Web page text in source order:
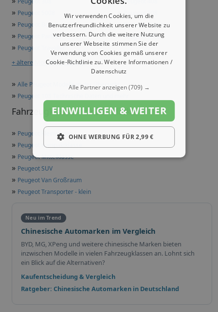
» Peugeot 5008 » Peugeot 508
» Peugeot Boxer »Peugeot Expert
» Peugeot Partner »Peugeot Rifter
» Peugeot Traveller
+ ältere Modelle anzeigen
» Alle Peugeot Modelle in der Übersicht
» Peugeot 108 Technische Daten und mehr
Fahrzeugklassen dieser Marke
» Peugeot Kleinwagen
» Peugeot Kompaktklasse
» Peugeot Mittelklasse
» Peugeot SUV
» Peugeot Van Großraum
» Peugeot Transporter - klein
Neu im Trend
Chinesische Automarken im Vergleich
BYD, MG, XPeng und weitere chinesische Marken bieten
inzwischen Modelle in vielen Fahrzeugklassen an. Lohnt sich
ein Blick auf die Alternativen?
Kaufentscheidung & Vergleich
Ratgeber: Chinesische Automarken in Deutschland
Wir verwenden Cookies, um die
Benutzerfreundlichkeit unserer Website zu
verbessern. Durch die weitere Nutzung
unserer Webseite stimmen Sie der
Verwendung von Cookies gemäß unserer
Cookie-Richtlinie zu.Weitere Informationen /
Datenschutz
Alle Partner anzeigen(709) →
EINWILLIGEN & WEITER
OHNE WERBUNG FÜR 2,99 €